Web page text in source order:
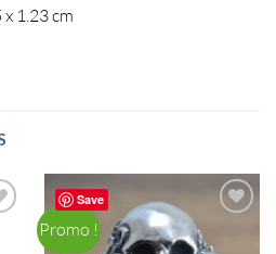
x 1.23 cm
Save
Promo !